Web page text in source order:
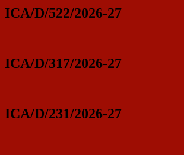
ICA/D/522/2026-27
ICA/D/317/2026-27
ICA/D/231/2026-27